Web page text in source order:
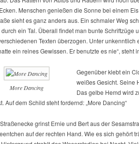
Menschen genießen die Sonne bei einem
sieht es ganz anders aus. Ein schmaler Weg
ein Tal. Überall findet man bunte Schriftzüge
Texten überzogen. Unter
ein reines Gewissen. Er benutzte es nie“, steht
More Dancing
Gegenüber klebt ein
weißes Gesicht. Seine
Das gelbe Hemd wird
Auf dem Schild steht fordernd: „More Dancing“
grinst Ernie und Bert aus der
auf der rechten Hand. Wie es sich gehört